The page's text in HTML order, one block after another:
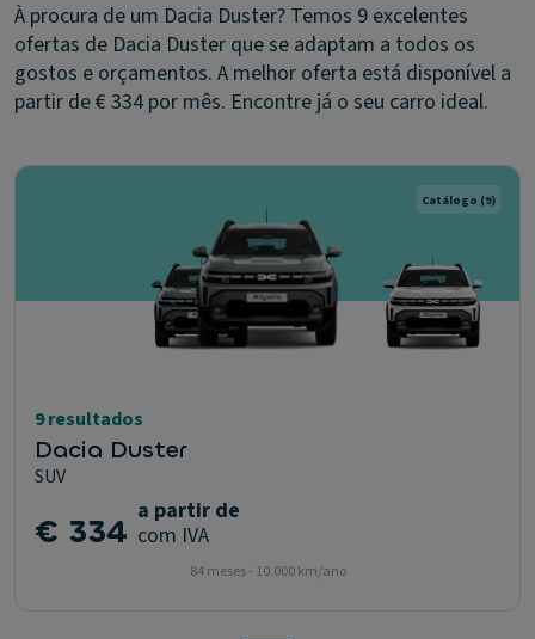
À procura de um Dacia Duster? Temos 9 excelentes
ofertas de Dacia Duster que se adaptam a todos os
gostos e orçamentos. A melhor oferta está disponível a
partir de € 334 por mês. Encontre já o seu carro ideal.
Catálogo (9)
9 resultados
Dacia Duster
SUV
€ 334 a partir de
com IVA
84 meses - 10.000 km/ano